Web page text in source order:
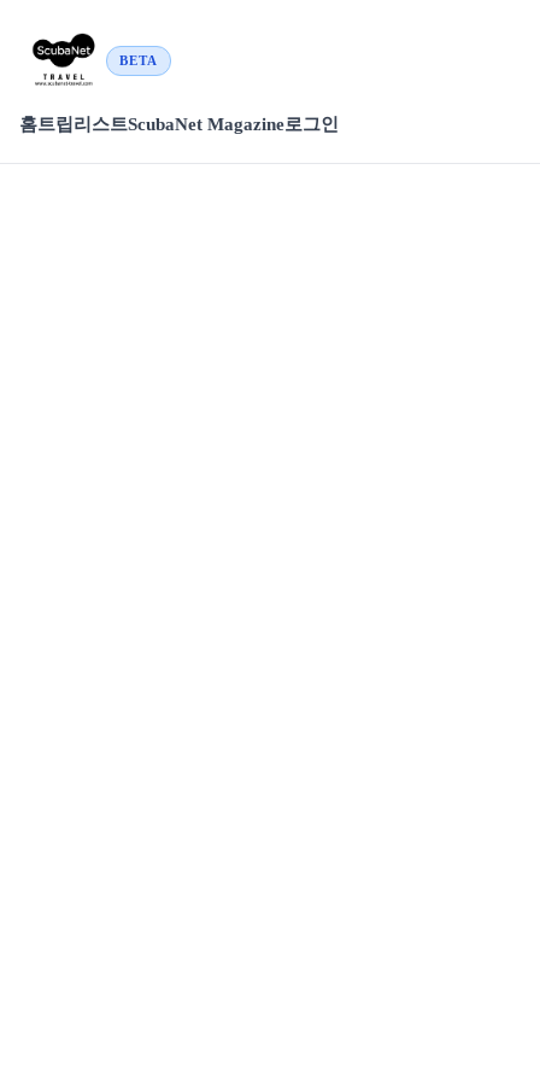
BETA
홈트립리스트ScubaNet Magazine로그인